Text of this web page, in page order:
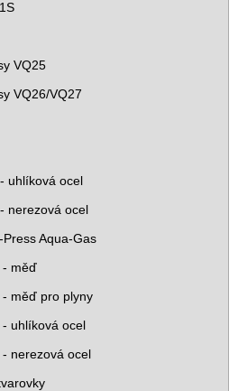
VQ25
VQ26/VQ27
uhlíková ocel
nerezová ocel
Aqua-Gas
- měď
- měď pro plyny
uhlíková ocel
nerezová ocel